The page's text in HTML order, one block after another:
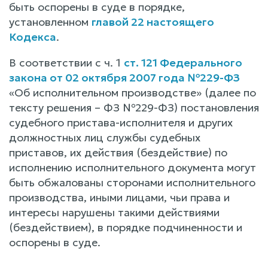
быть оспорены в суде в порядке,
установленном главой 22 настоящего
Кодекса.
В соответствии с ч. 1 ст. 121 Федерального
закона от 02 октября 2007 года №229-ФЗ
«Об исполнительном производстве» (далее по
тексту решения – ФЗ №229-ФЗ) постановления
судебного пристава-исполнителя и других
должностных лиц службы судебных
приставов, их действия (бездействие) по
исполнению исполнительного документа могут
быть обжалованы сторонами исполнительного
производства, иными лицами, чьи права и
интересы нарушены такими действиями
(бездействием), в порядке подчиненности и
оспорены в суде.